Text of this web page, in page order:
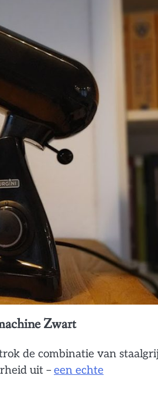
Zwart
de combinatie van
uit –een echte